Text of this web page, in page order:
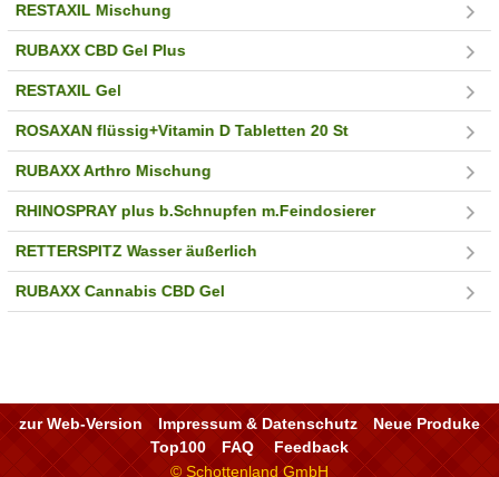
RESTAXIL Mischung
RUBAXX CBD Gel Plus
RESTAXIL Gel
ROSAXAN flüssig+Vitamin D Tabletten 20 St
RUBAXX Arthro Mischung
RHINOSPRAY plus b.Schnupfen m.Feindosierer
RETTERSPITZ Wasser äußerlich
RUBAXX Cannabis CBD Gel
zur Web-Version Impressum & Datenschutz
Neue Produke
Top100
FAQ
Feedback
© Schottenland GmbH